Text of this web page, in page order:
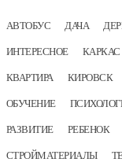
АВТОБУС ДАЧА
ИНТЕРЕСНОЕ КАРКАС
КВАРТИРА КИРОВСК
ОБУЧЕНИЕ
РАЗВИТИЕ РЕБЕНОК
СТРОЙМАТЕРИАЛЫ